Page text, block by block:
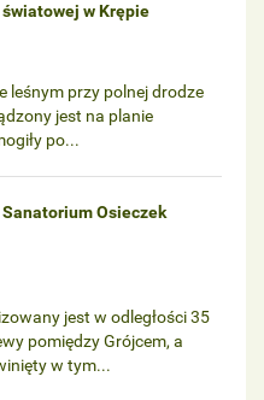
światowej w Krępie
leśnym przy polnej drodze
jest na planie
po...
Sanatorium Osieczek
jest w odległości 35
pomiędzy Grójcem, a
w tym...